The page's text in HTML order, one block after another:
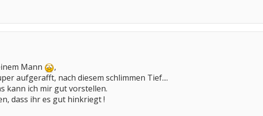
Mann
,
aufgerafft, nach diesem schlimmen Tief....
kann ich mir gut vorstellen.
dass ihr es gut hinkriegt !